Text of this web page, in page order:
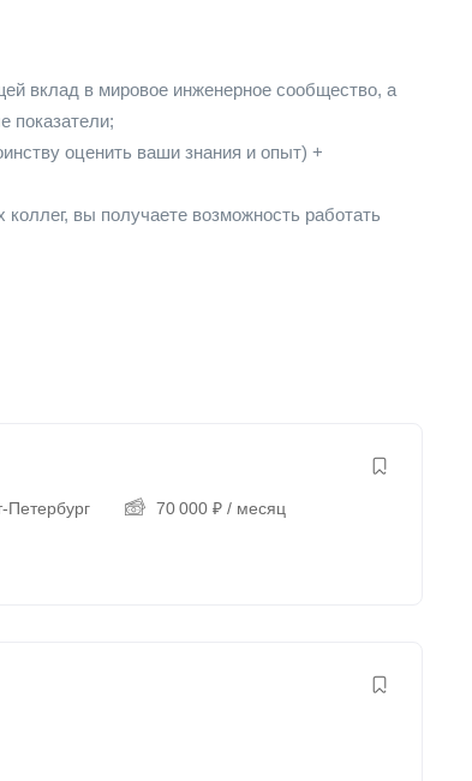
вклад в мировое инженерное сообщество, а
показатели;
оценить ваши знания и опыт) +
вы получаете возможность работать
Петербург 70 000 ₽ / месяц